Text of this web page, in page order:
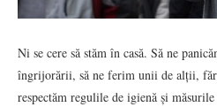
Ni se cere să stăm în casă. Să ne
îngrijorării, să ne ferim unii de alții,
respectăm regulile de igienă și